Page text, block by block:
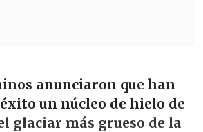
anunciaron que han
un núcleo de hielo de
glaciar más grueso de la